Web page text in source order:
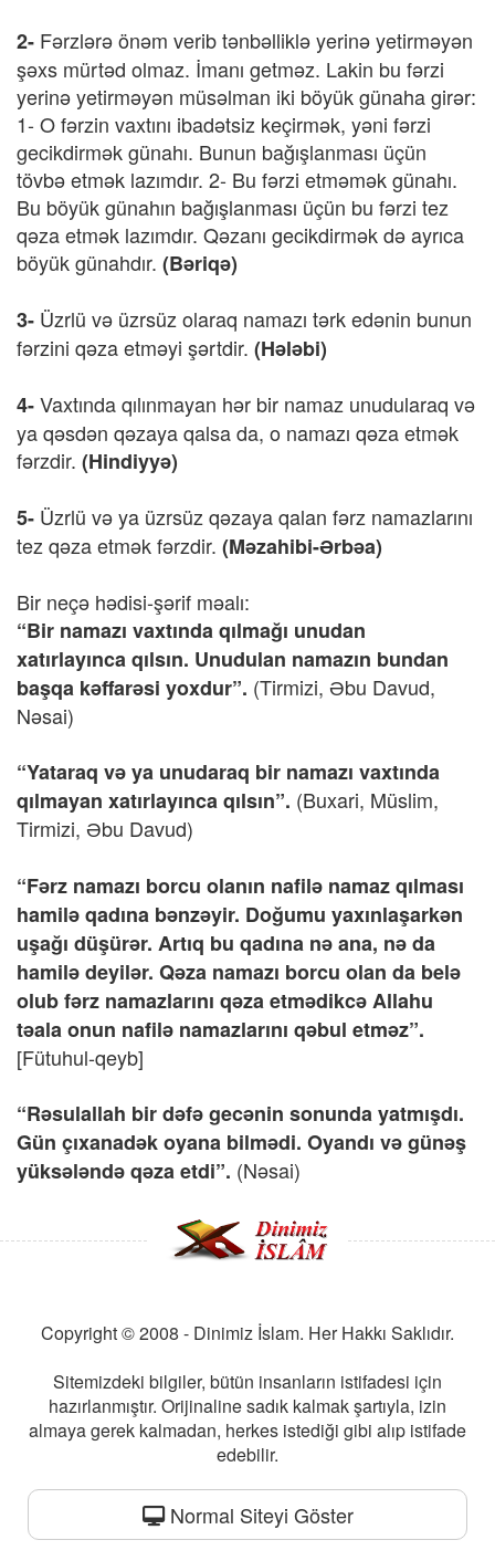
2- Fərzlərə önəm verib tənbəlliklə yerinə yetirməyən
şəxs mürtəd olmaz. İmanı getməz. Lakin bu fərzi
yerinə yetirməyən müsəlman iki böyük günaha girər:
1- O fərzin vaxtını ibadətsiz keçirmək, yəni fərzi
gecikdirmək günahı. Bunun bağışlanması üçün
tövbə etmək lazımdır. 2- Bu fərzi etməmək günahı.
Bu böyük günahın bağışlanması üçün bu fərzi tez
qəza etmək lazımdır. Qəzanı gecikdirmək də ayrıca
böyük günahdır. (Bəriqə)
3- Üzrlü və üzrsüz olaraq namazı tərk edənin bunun
fərzini qəza etməyi şərtdir. (Hələbi)
4-Vaxtında qılınmayan hər bir namaz unudularaq və
ya qəsdən qəzaya qalsa da, o namazı qəza etmək
fərzdir. (Hindiyyə)
5- Üzrlü və ya üzrsüz qəzaya qalan fərz namazlarını
tez qəza etmək fərzdir. (Məzahibi-Ərbəa)
Bir neçə hədisi-şərif məalı:
“Bir namazı vaxtında qılmağı unudan
xatırlayınca qılsın. Unudulan namazın bundan
başqa kəffarəsi yoxdur”. (Tirmizi, Əbu Davud,
Nəsai)
“Yataraq və ya unudaraq bir namazı vaxtında
qılmayan xatırlayınca qılsın”. (Buxari, Müslim,
Tirmizi, Əbu Davud)
“Fərz namazı borcu olanın nafilə namaz qılması
hamilə qadına bənzəyir. Doğumu yaxınlaşarkən
uşağı düşürər. Artıq bu qadına nə ana, nə da
hamilə deyilər. Qəza namazı borcu olan da belə
olub fərz namazlarını qəza etmədikcə Allahu
təala onun nafilə namazlarını qəbul etməz”.
[Fütuhul-qeyb]
“Rəsulallah bir dəfə gecənin sonunda yatmışdı.
Gün çıxanadək oyana bilmədi. Oyandı və günəş
yüksələndə qəza etdi”. (Nəsai)
Copyright © 2008 - Dinimiz İslam. Her Hakkı Saklıdır.
Sitemizdeki bilgiler, bütün insanların istifadesi için
hazırlanmıştır. Orijinaline sadık kalmak şartıyla, izin
almaya gerek kalmadan, herkes istediği gibi alıp istifade
edebilir.
Normal Siteyi Göster